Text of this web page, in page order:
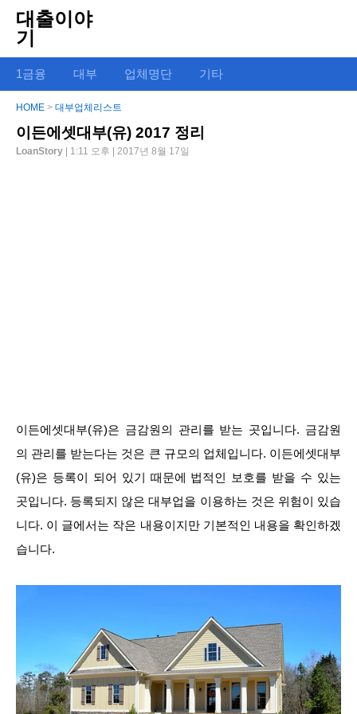
대출이야
기
1금융 대부 업체명단 기타
HOME > 대부업체리스트
이든에셋대부(유) 2017 정리
LoanStory | 1:11 오후 | 2017년 8월 17일
이든에셋대부(유)은 금감원의 관리를 받는 곳입니다. 금감원
의 관리를 받는다는 것은 큰 규모의 업체입니다. 이든에셋대부
(유)은 등록이 되어 있기 때문에 법적인 보호를 받을 수 있는
곳입니다. 등록되지 않은 대부업을 이용하는 것은 위험이 있습
니다. 이 글에서는 작은 내용이지만 기본적인 내용을 확인하겠
습니다.